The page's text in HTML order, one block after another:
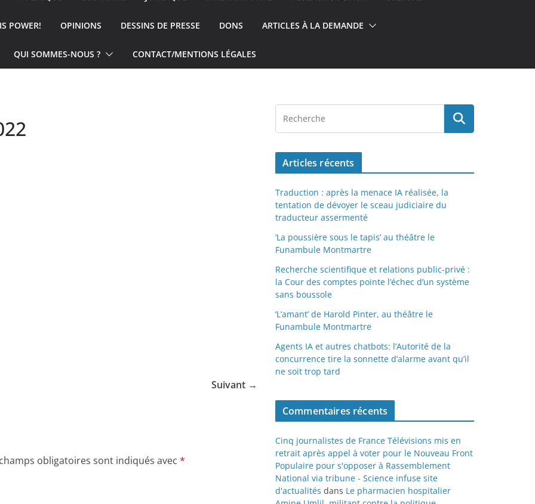
POWER! OPINIONS DESSINS DE PRESSE DONS ARTICLES À LA DEMANDE
QUI SOMMES-NOUS ? CONTACT/MENTIONS LÉGALES
Suivant →
obligatoires sont indiqués avec *
Articles récents
Traduction : après la menace IA réalisée, la
tentation de dévoyer le sceau judiciaire du
traducteur assermenté
‘La poussière sous le tapis’ au théâtre le
Funambule Montmartre
Recherche scientifique et relations public-privé :
la Cour des comptes pointe l’échec d’un système
sans boussole
‘L’amant’ de Harold Pinter, au théâtre le
Funambule Montmartre
Agents IA et autres chatbots: l’Autorité de la
concurrence tire la sonnette d’alarme avant qu’il
ne soit trop tard
Commentaires récents
Cinq journalistes de France Télévisions mis en
retrait après appel à voter pour le Nouveau Front
Populaire pour s'opposer à Rassemblement
National via tribune - Science infuse site
d'actualités dans Le pharmacien hospitalier